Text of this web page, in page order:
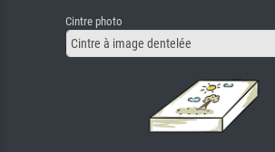
Cintre photo
Cintre à image dentelée